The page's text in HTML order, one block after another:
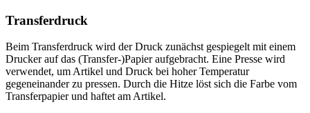
Transferdruck
Beim Transferdruck wird der Druck zunächst gespiegelt mit einem
Drucker auf das (Transfer-)Papier aufgebracht. Eine Presse wird
verwendet, um Artikel und Druck bei hoher Temperatur
gegeneinander zu pressen. Durch die Hitze löst sich die Farbe vom
Transferpapier und haftet am Artikel.